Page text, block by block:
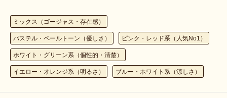
ミックス（ゴージャス・存在感）
パステル・ペールトーン（優しさ） ピンク・レッド系（人気No1）
ホワイト・グリーン系（個性的・清楚）
イエロー・オレンジ系（明るさ） ブルー・ホワイト系（涼しさ）